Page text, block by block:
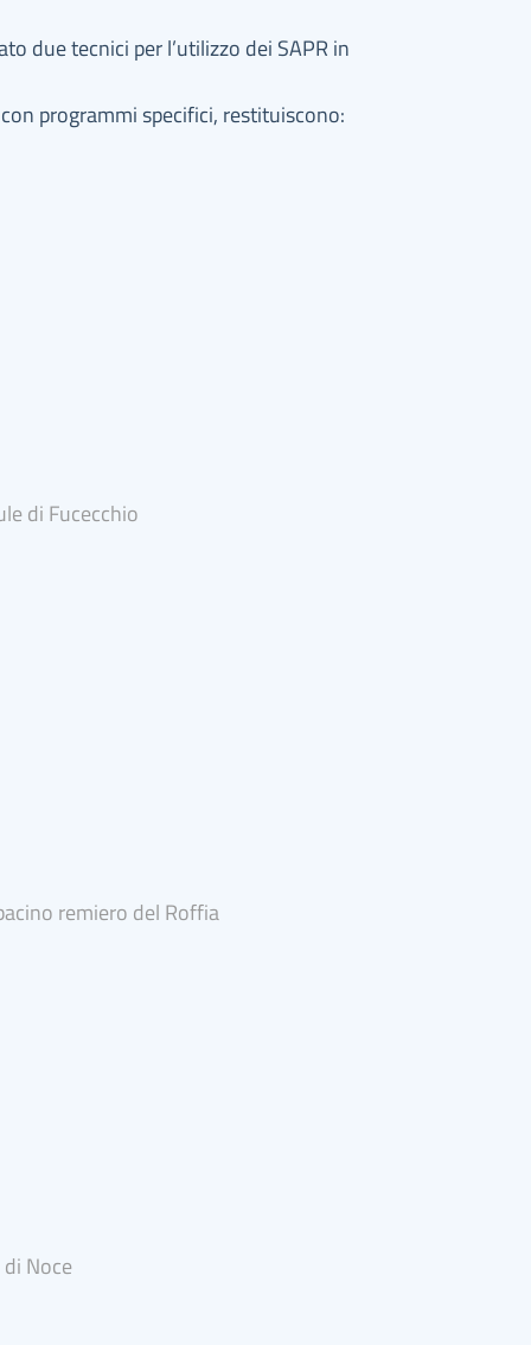
due tecnici per l’utilizzo dei SAPR in
programmi specifici, restituiscono:
di Fucecchio
remiero del Roffia
Noce